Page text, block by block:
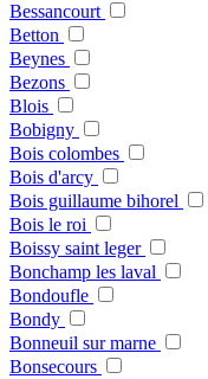
Bessancourt
Betton
Beynes
Bezons
Blois
Bobigny
Bois colombes
Bois d'arcy
Bois guillaume bihorel
Bois le roi
Boissy saint leger
Bonchamp les laval
Bondoufle
Bondy
Bonneuil sur marne
Bonsecours